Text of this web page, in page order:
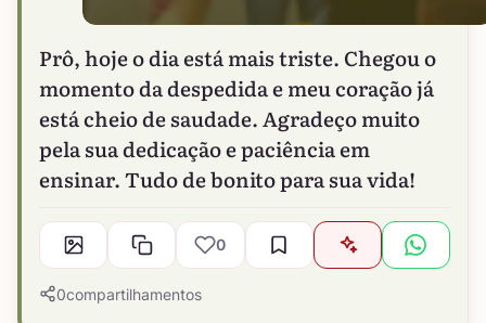
Prô, hoje o dia está mais triste. Chegou o
momento da despedida e meu coração já
está cheio de saudade. Agradeço muito
pela sua dedicação e paciência em
ensinar. Tudo de bonito para sua vida!
0
0compartilhamentos